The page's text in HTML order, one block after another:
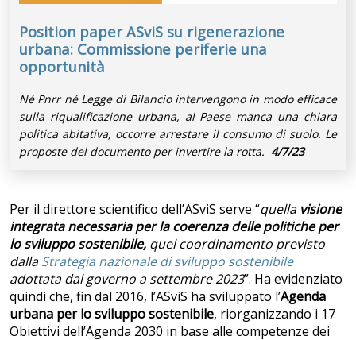
Position paper ASviS su rigenerazione
urbana: Commissione periferie una
opportunità
Né Pnrr né Legge di Bilancio intervengono in modo efficace
sulla riqualificazione urbana, al Paese manca una chiara
politica abitativa, occorre arrestare il consumo di suolo. Le
proposte del documento per invertire la rotta. 4/7/23
Per il direttore scientifico dell’ASviS serve “quella visione
integrata necessaria per la coerenza delle politiche per
lo sviluppo sostenibile, quel coordinamento previsto
dallaStrategia nazionale di sviluppo sostenibile
adottata dal governo a settembre 2023”. Ha evidenziato
quindi che, fin dal 2016, l’ASviS ha sviluppato l’Agenda
urbana per lo sviluppo sostenibile, riorganizzando i 17
Obiettivi dell’Agenda 2030 in base alle competenze dei